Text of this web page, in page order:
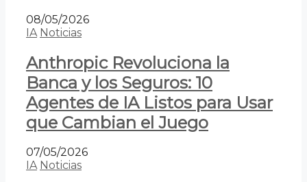
08/05/2026
IA Noticias
Anthropic Revoluciona la
Banca y los Seguros: 10
Agentes de IA Listos para Usar
que Cambian el Juego
07/05/2026
IA Noticias